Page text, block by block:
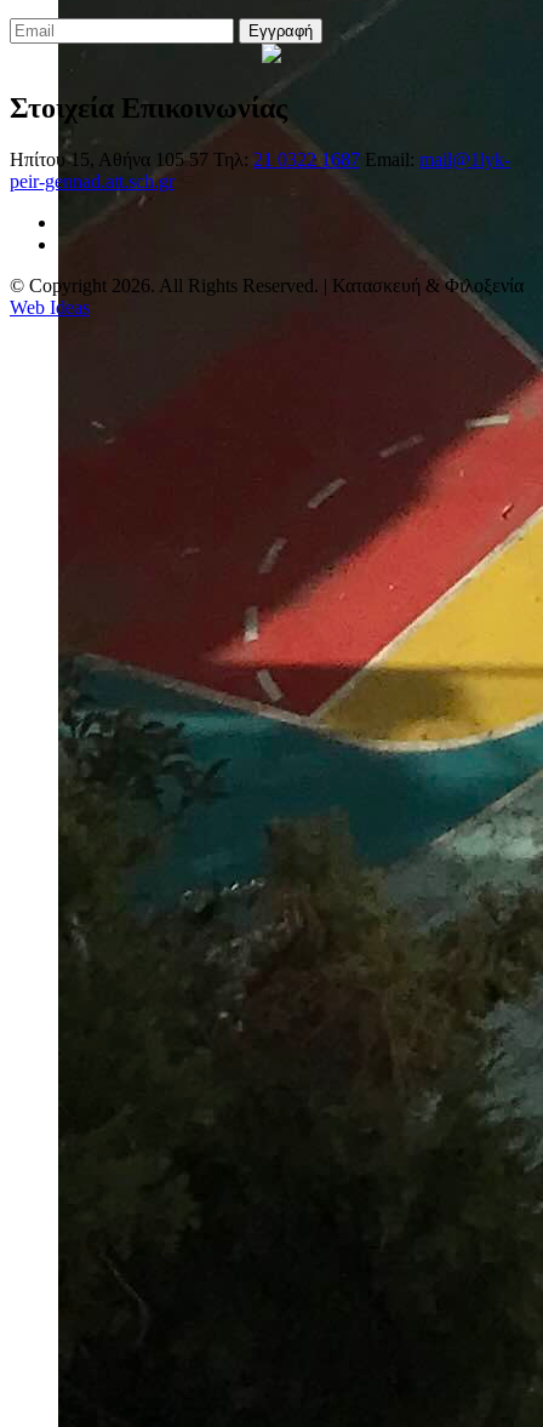
Εγγραφή
Στοιχεία Επικοινωνίας
Ηπίτου 15, Αθήνα 105 57 Τηλ: 21 0322 1687 Email: mail@1lyk-
peir-gennad.att.sch.gr
© Copyright 2026. All Rights Reserved. | Κατασκευή & Φιλοξενία
Web Ideas